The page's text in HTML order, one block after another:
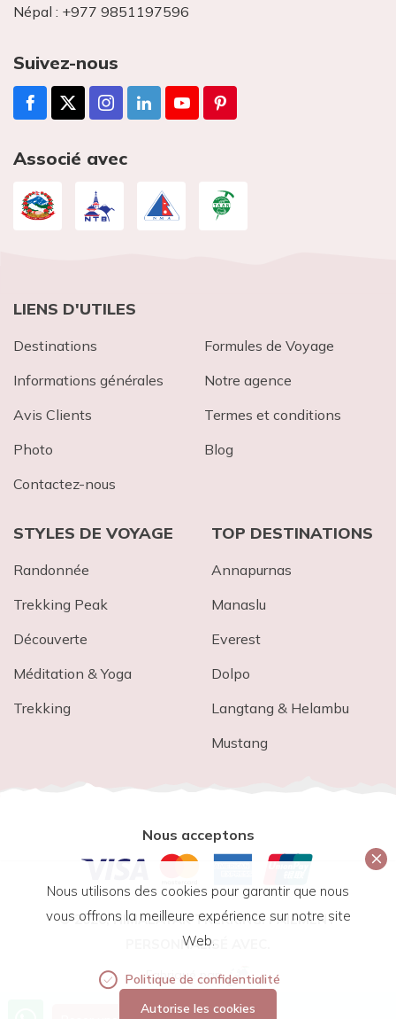
Népal : +977 9851197596
Suivez-nous
Associé avec
LIENS D'UTILES
Destinations
Formules de Voyage
Informations générales
Notre agence
Avis Clients
Termes et conditions
Photo
Blog
Contactez-nous
STYLES DE VOYAGE
Randonnée
Trekking Peak
Découverte
Méditation & Yoga
Trekking
TOP DESTINATIONS
Annapurnas
Mana​slu
Everest
Dolpo
Langtang & Helambu
Mustang
Nous acceptons
© 2026,HIMALAYAK TREKKING. PAIEMENT
PERSONNALISÉ AVEC.
Fabriqué par:
Appelez-nous
Nous utilisons des cookies pour garantir que nous
vous offrons la meilleure expérience sur notre site
Web.
Politique de confidentialité
Autorise les cookies